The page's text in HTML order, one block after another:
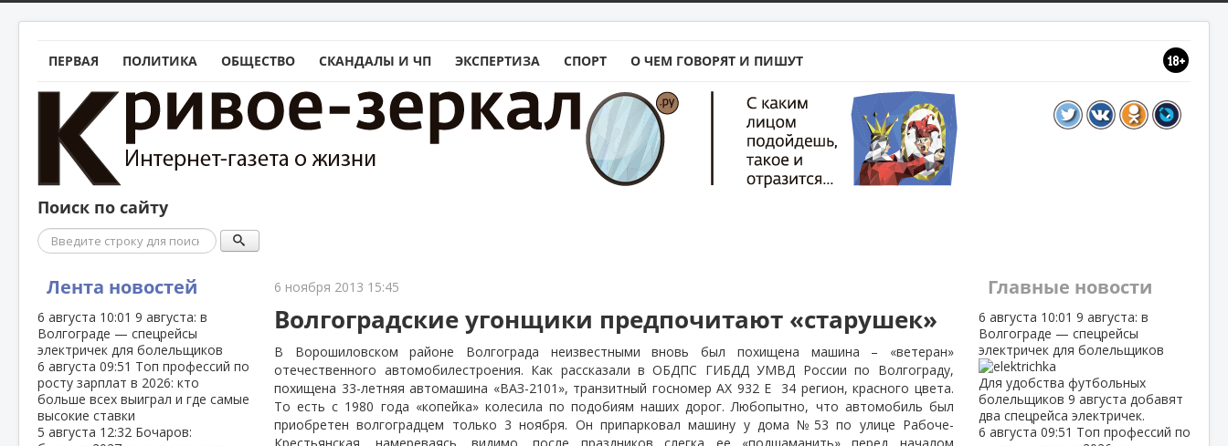
ПЕРВАЯ ПОЛИТИКА ОБЩЕСТВО СКАНДАЛЫ И ЧП ЭКСПЕРТИЗА СПОРТ О ЧЕМ ГОВОРЯТ И ПИШУТ
Поиск по сайту
Поиск
Лента новостей
6 августа 10:01 9 августа: в
Волгограде — спецрейсы
электричек для болельщиков
6 августа 09:51 Топ профессий по
росту зарплат в 2026: кто
больше всех выиграл и где самые
высокие ставки
5 августа 12:32 Бочаров:
6 ноября 2013 15:45
Волгоградские угонщики предпочитают «старушек»
В Ворошиловском районе Волгограда неизвестными вновь был похищена машина – «ветеран»
отечественного автомобилестроения. Как рассказали в ОБДПС ГИБДД УМВД России по Волгограду,
похищена 33-летняя автомашина «ВАЗ-2101», транзитный госномер АХ 932 Е
34 регион, красного цвета.
То есть с 1980 года «копейка» колесила по подобиям наших дорог. Любопытно, что автомобиль был
приобретен волгоградцем только 3 ноября. Он припарковал машину у дома №53 по улице Рабоче-
Главные новости
6 августа 10:01 9 августа: в
Волгограде — спецрейсы
электричек для болельщиков
Для удобства футбольных
болельщиков 9 августа добавят
два спецрейса электричек.
6 августа 09:51 Топ профессий по